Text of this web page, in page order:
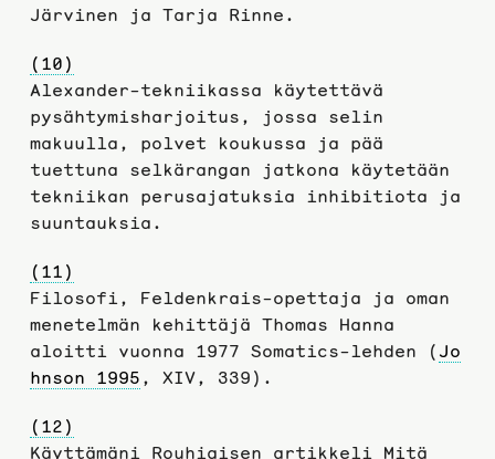
Järvinen ja Tarja Rinne.
(10)
Alexander-tekniikassa käytettävä
pysähtymisharjoitus, jossa selin
makuulla, polvet koukussa ja pää
tuettuna selkärangan jatkona käytetään
tekniikan perusajatuksia inhibitiota ja
suuntauksia.
(11)
Filosofi, Feldenkrais-opettaja ja oman
menetelmän kehittäjä Thomas Hanna
aloitti vuonna 1977 Somatics-lehden ( Jo
hnson 1995 , XIV, 339).
(12)
Käyttämäni Rouhiaisen artikkeli Mitä